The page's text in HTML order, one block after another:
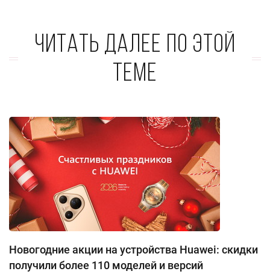
Читать далее по этой
теме
Новогодние акции на устройства Huawei: скидки
получили более 110 моделей и версий